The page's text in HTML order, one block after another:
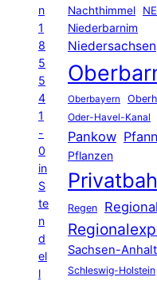
n
1
8
5
5
4
1
-
0
in
S
te
n
d
el
l
Nachthimmel
Niederbarnim
Niedersachsen
Oberbayern
Oder-Havel-Kanal
Pankow
Pflanzen
Regen
Sachsen-Anhalt
Schleswig-Holstein